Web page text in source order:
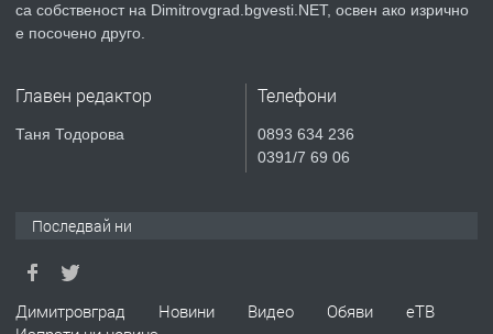
ПРЕДЛАГА Къща в Странско
Професионални курсове
ПРЕДЛАГА
Ремонтирана къща в с. Ябълково,
са собственост на Dimitrovgrad.bgvesti.NET, освен ако изрично
е посочено друго.
Главен редактор
Таня Тодорова
Телефони
0893 634 236
0391/7 69 06
Последвай ни
Димитровград Новини Видео Обяви
еТВ